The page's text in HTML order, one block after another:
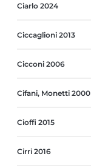
Ciarlo 2024
Ciccaglioni 2013
Cicconi 2006
Cifani, Monetti 2000
Cioffi 2015
Cirri 2016